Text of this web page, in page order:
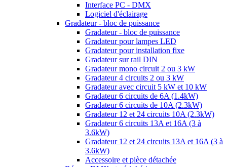
Interface PC - DMX
Logiciel d'éclairage
Gradateur - bloc de puissance
Gradateur - bloc de puissance
Gradateur pour lampes LED
Gradateur pour installation fixe
Gradateur sur rail DIN
Gradateur mono circuit 2 ou 3 kW
Gradateur 4 circuits 2 ou 3 kW
Gradateur avec circuit 5 kW et 10 kW
Gradateur 6 circuits de 6A (1.4kW)
Gradateur 6 circuits de 10A (2.3kW)
Gradateur 12 et 24 circuits 10A (2.3kW)
Gradateur 6 circuits 13A et 16A (3 à
3.6kW)
Gradateur 12 et 24 circuits 13A et 16A (3 à
3.6kW)
Accessoire et pièce détachée